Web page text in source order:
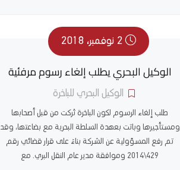
2 نوفمبر، 2018
الوكيل البحري يطلب إلغاء رسوم مرفئية
الوكيل البحري للباخرة
طلب إلغاء الرسوم لكون الباخرة تُركت من قبل أصحابها
ومستأجيرها وباتت بعهدة السلطة البحرية مع بضاعتها، وقد
تم رفع المسؤولية عن الشركة بناءً على قرار قضائي رقم
429\2014 وموافقة مدير عام النقل البري. مع